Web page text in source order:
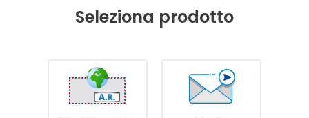
Seleziona prodotto